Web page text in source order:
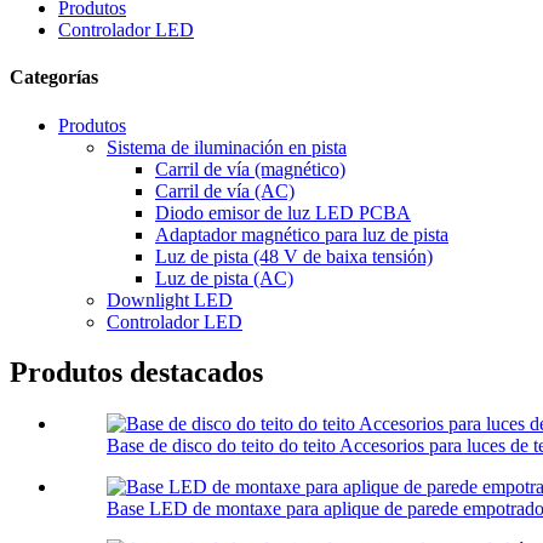
Produtos
Controlador LED
Categorías
Produtos
Sistema de iluminación en pista
Carril de vía (magnético)
Carril de vía (AC)
Diodo emisor de luz LED PCBA
Adaptador magnético para luz de pista
Luz de pista (48 V de baixa tensión)
Luz de pista (AC)
Downlight LED
Controlador LED
Produtos destacados
Base de disco do teito do teito Accesorios para luces de
Base LED de montaxe para aplique de parede